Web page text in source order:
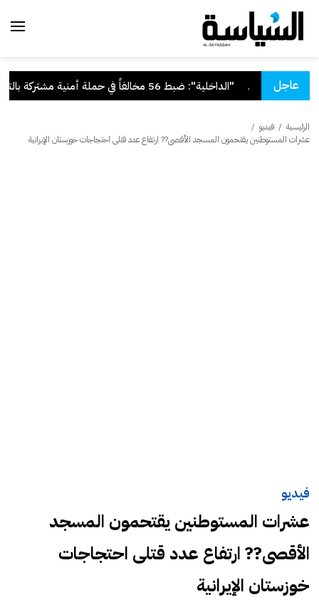
عاجل
للدولة "الداخلية": ضبط 56 مخالفاً في حملة أمنية مشتركة بالتعاون مع "القوى العاملة"
الرئيسية / فيديو /
عشرات المستوطنين يقتحمون المسجد الأقصى?? ارتفاع عدد قتلى احتجاجات خوزستان الإيرانية
فيديو
عشرات المستوطنين يقتحمون المسجد
الأقصى?? ارتفاع عدد قتلى احتجاجات
خوزستان الإيرانية